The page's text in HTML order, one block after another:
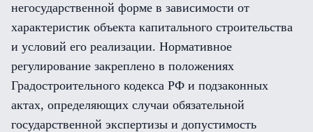
негосударственной форме в зависимости от
характеристик объекта капитального строительства
и условий его реализации. Нормативное
регулирование закреплено в положениях
Градостроительного кодекса РФ и подзаконных
актах, определяющих случаи обязательной
государственной экспертизы и допустимость